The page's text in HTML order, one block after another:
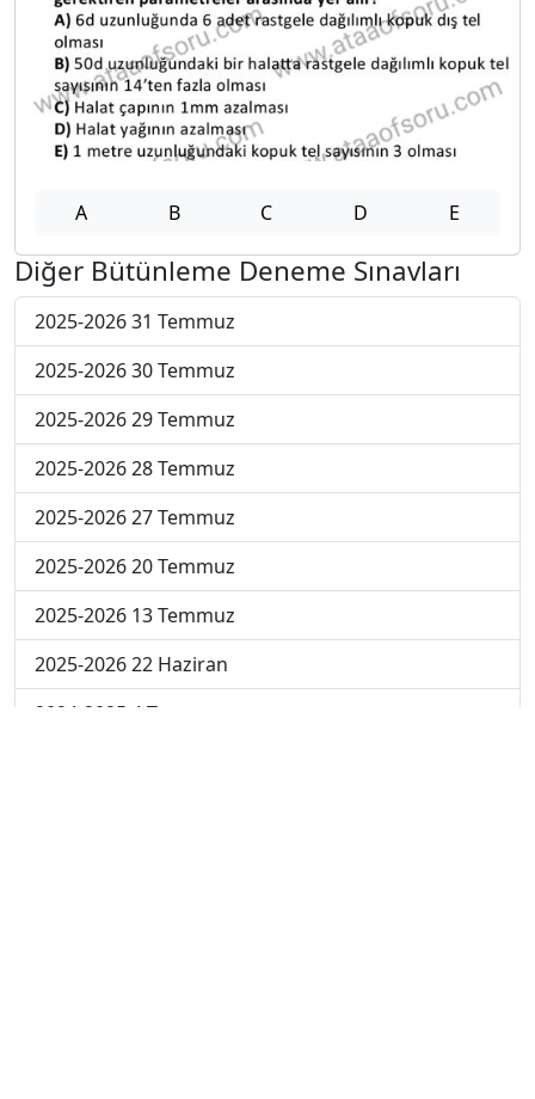
A B C D E
Diğer Bütünleme Deneme Sınavları
2025-2026 31 Temmuz
2025-2026 30 Temmuz
2025-2026 29 Temmuz
2025-2026 28 Temmuz
2025-2026 27 Temmuz
2025-2026 20 Temmuz
2025-2026 13 Temmuz
2025-2026 22 Haziran
2024-2025 4 Temmuz